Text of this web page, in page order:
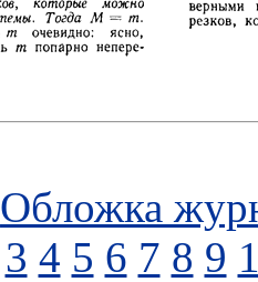
Обложка
3 4 5 6 7 8 9